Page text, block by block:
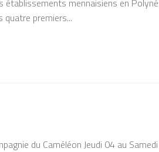
premiers...
du Caméléon Jeudi 04 au